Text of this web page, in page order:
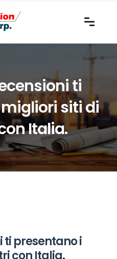
ti
siti di
Italia.
ti presentano i
con Italia.